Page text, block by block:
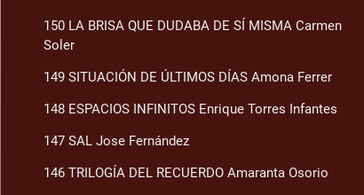
150 LA BRISA QUE DUDABA DE SÍ MISMA Carmen
Soler
149 SITUACIÓN DE ÚLTIMOS DÍAS Amona Ferrer
148 ESPACIOS INFINITOS Enrique Torres Infantes
147 SAL Jose Fernández
146 TRILOGÍA DEL RECUERDO Amaranta Osorio